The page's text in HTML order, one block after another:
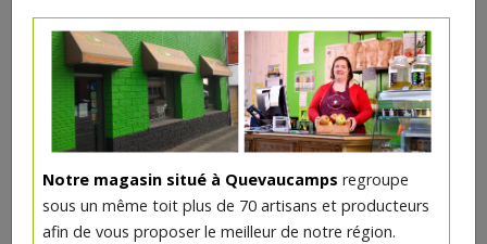
Notre magasin situé à Quevaucamps regroupe
sous un même toit plus de 70 artisans et producteurs
afin de vous proposer le meilleur de notre région.